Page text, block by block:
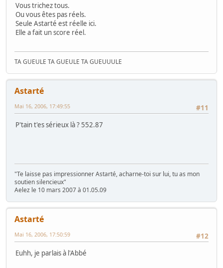
Vous trichez tous.
Ou vous êtes pas réels.
Seule Astarté est réelle ici.
Elle a fait un score réel.
TA GUEULE TA GUEULE TA GUEUUULE
Astarté
#11
Mai 16, 2006, 17:49:55
P'tain t'es sérieux là ? 552.87
"Te laisse pas impressionner Astarté, acharne-toi sur lui, tu as mon
soutien silencieux"
Aelez le 10 mars 2007 à 01.05.09
Astarté
#12
Mai 16, 2006, 17:50:59
Euhh, je parlais à l'Abbé